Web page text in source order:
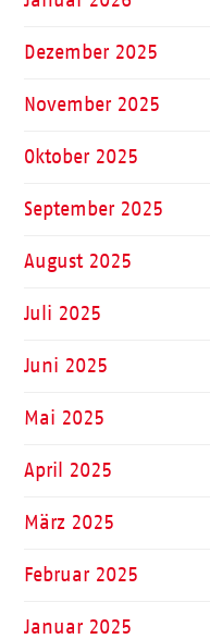
Dezember 2025
November 2025
Oktober 2025
September 2025
August 2025
Juli 2025
Juni 2025
Mai 2025
April 2025
März 2025
Februar 2025
Januar 2025